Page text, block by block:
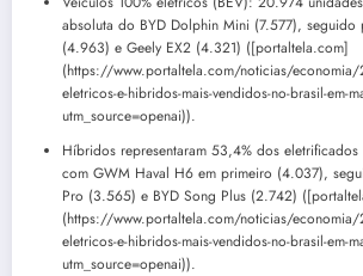
absoluta do BYD Dolphin Mini (7.577), seguido
(4.963) e Geely EX2 (4.321) ([portaltela.com]
(https://www.portaltela.com/noticias/
eletricos-e-hibridos-mais-vendidos-no-brasil-em-
utm_source=openai)).
Híbridos representaram 53,4% dos
com GWM Haval H6 em primeiro (4.037),
Pro (3.565) e BYD Song Plus (2.742)
(https://www.portaltela.com/noticias/
eletricos-e-hibridos-mais-vendidos-no-brasil-em-
utm_source=openai)).